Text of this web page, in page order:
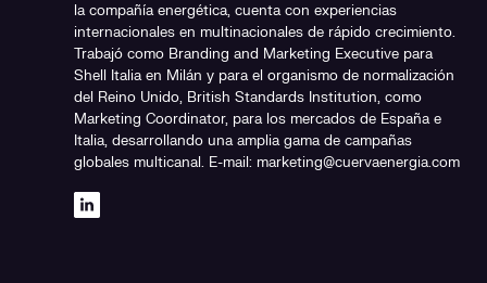
la compañía energética, cuenta con experiencias
internacionales en multinacionales de rápido crecimiento.
Trabajó como Branding and Marketing Executive para
Shell Italia en Milán y para el organismo de normalización
del Reino Unido, British Standards Institution, como
Marketing Coordinator, para los mercados de España e
Italia, desarrollando una amplia gama de campañas
globales multicanal. E-mail: marketing@cuervaenergia.com